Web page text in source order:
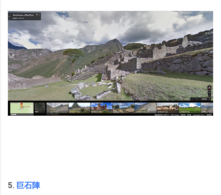
5. 巨石陣